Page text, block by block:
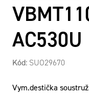
AC530U
Kód: SUO29670
Vym.destička